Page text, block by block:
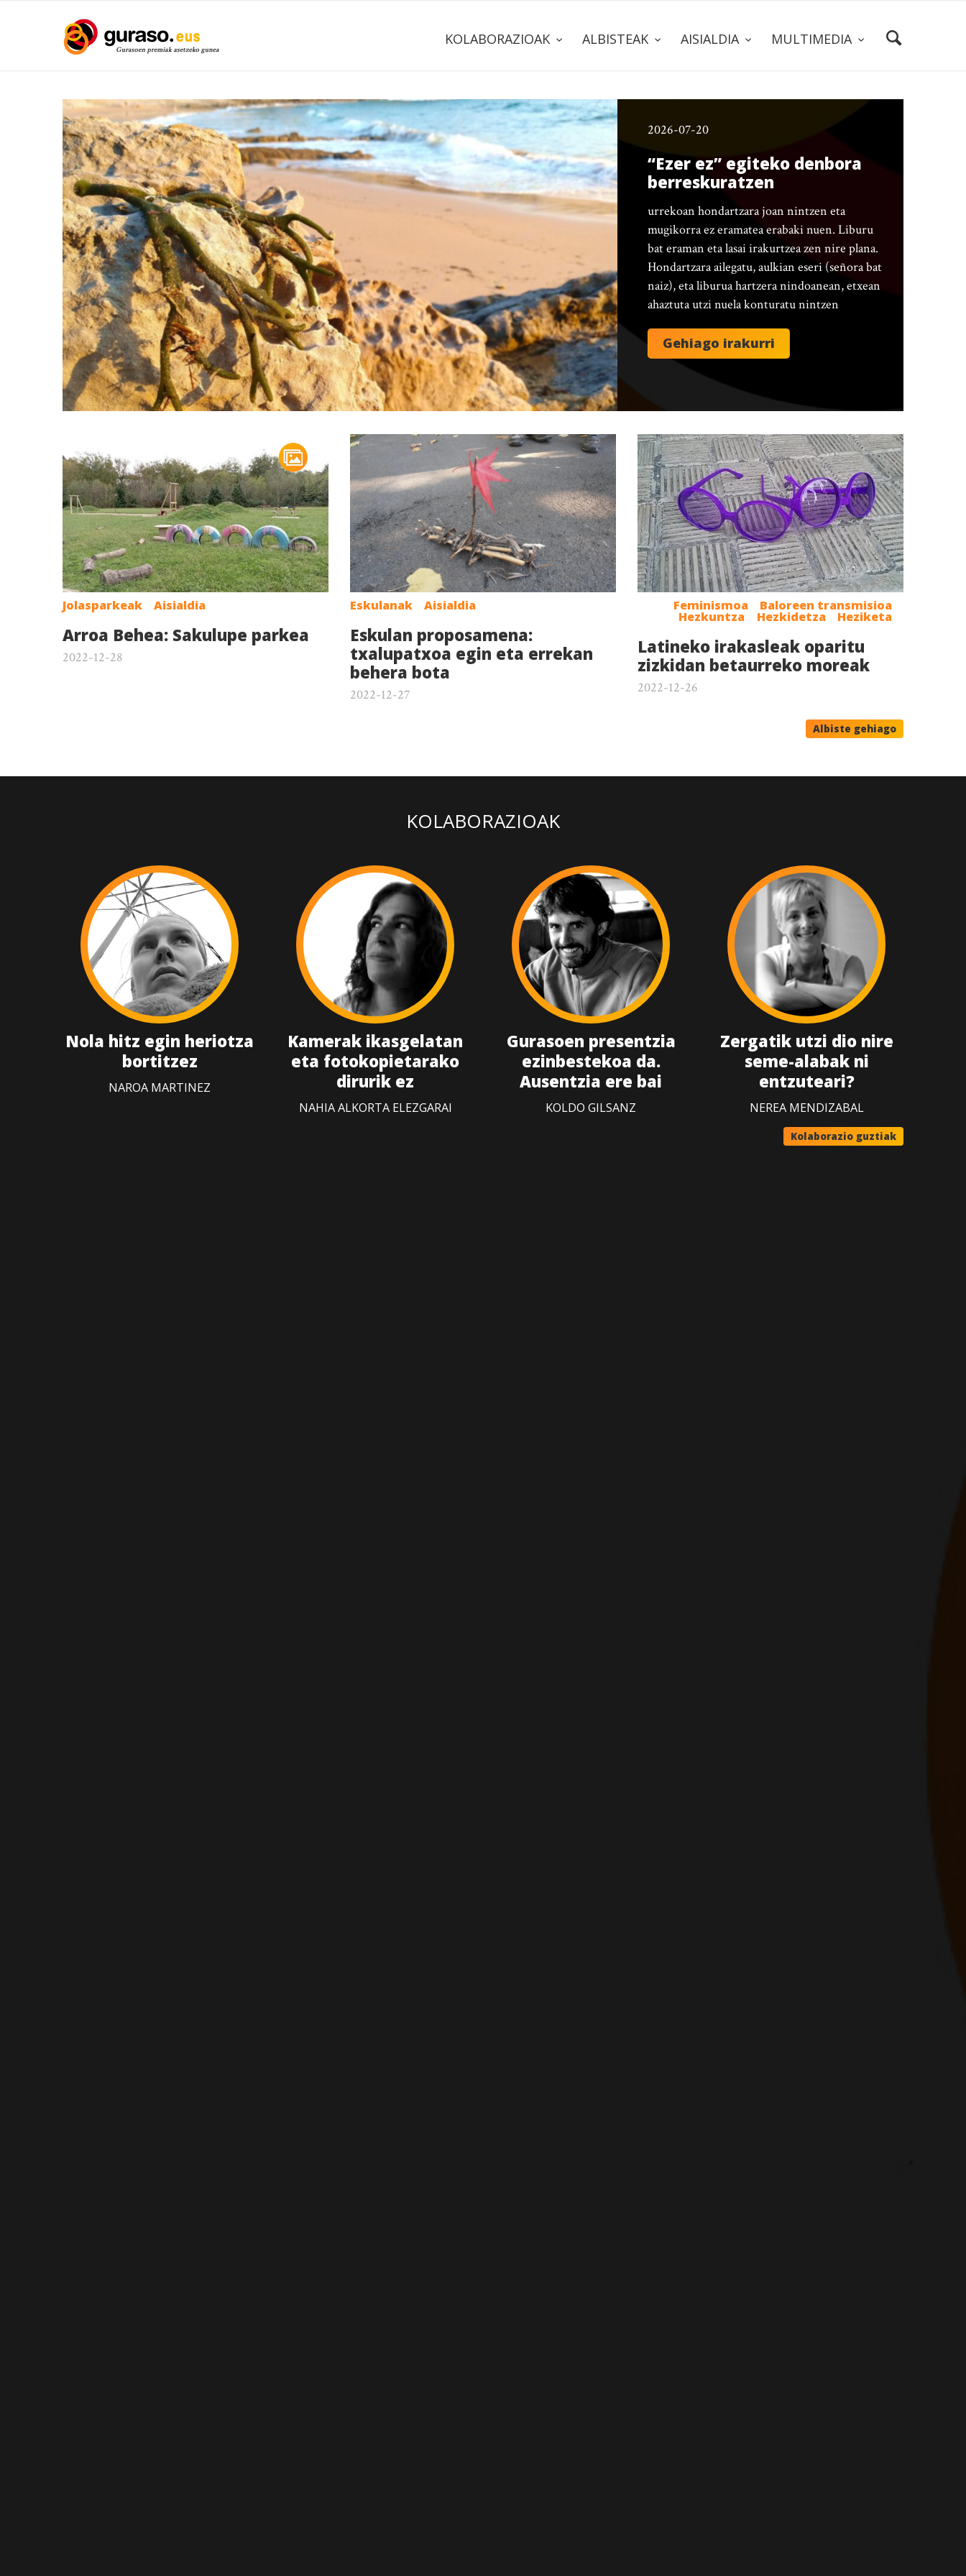
KOLABORAZIOAK ALBISTEAK AISIALDIA MULTIMEDIA
2026-07-20
“Ezer ez” egiteko denbora
berreskuratzen
urrekoan hondartzara joan nintzen eta
mugikorra ez eramatea erabaki nuen. Liburu
bat eraman eta lasai irakurtzea zen nire plana.
Hondartzara ailegatu, aulkian eseri (señora bat
naiz), eta liburua hartzera nindoanean, etxean
ahaztuta utzi nuela konturatu nintzen
Aisialdia
Jolasparkeak
Arroa Behea: Sakulupe parkea
2022-12-28
Aisialdia
Eskulanak
Eskulan proposamena:
txalupatxoa egin eta errekan
behera bota
2022-12-27
Baloreen transmisioa
Feminismoa
Heziketa
Hezkidetza
Hezkuntza
Latineko irakasleak oparitu
zizkidan betaurreko moreak
2022-12-26
Albiste gehiago
KOLABORAZIOAK
Nola hitz egin heriotza
bortitzez
NAROA MARTINEZ
Kamerak ikasgelatan
eta fotokopietarako
dirurik ez
NAHIA ALKORTA ELEZGARAI
Gurasoen presentzia
ezinbestekoa da.
Ausentzia ere bai
KOLDO GILSANZ
Zergatik utzi dio nire
seme-alabak ni
entzuteari?
NEREA MENDIZABAL
Kolaborazio guztiak